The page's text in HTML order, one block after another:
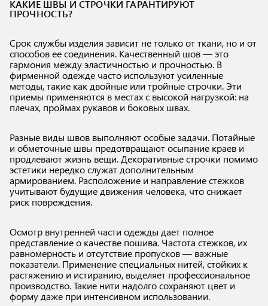
КАКИЕ ШВЫ И СТРОЧКИ ГАРАНТИРУЮТ
ПРОЧНОСТЬ?
Срок службы изделия зависит не только от ткани, но и от
способов ее соединения. Качественный шов — это
гармония между эластичностью и прочностью. В
фирменной одежде часто используют усиленные
методы, такие как двойные или тройные строчки. Эти
приемы применяются в местах с высокой нагрузкой: на
плечах, проймах рукавов и боковых швах.
Разные виды швов выполняют особые задачи. Потайные
и обметочные швы предотвращают осыпание краев и
продлевают жизнь вещи. Декоративные строчки помимо
эстетики нередко служат дополнительным
армированием. Расположение и направление стежков
учитывают будущие движения человека, что снижает
риск повреждения.
Осмотр внутренней части одежды дает полное
представление о качестве пошива. Частота стежков, их
равномерность и отсутствие пропусков — важные
показатели. Применение специальных нитей, стойких к
растяжению и истиранию, выделяет профессиональное
производство. Такие нити надолго сохраняют цвет и
форму даже при интенсивном использовании.